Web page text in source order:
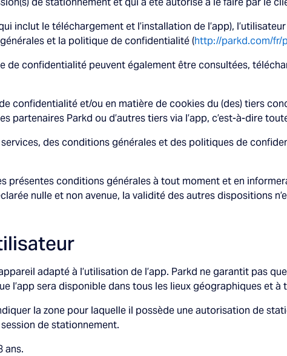
inclut le téléchargement et l’installation de l’app),
et la politique de confidentialité (http://parkd.com/fr/
de confidentialité peuvent également être consultées,
confidentialité et/ou en matière de cookies du (des) tiers
partenaires Parkd ou d’autres tiers via l’app, c’est-à-dire
des conditions générales et des politiques de
présentes conditions générales à tout moment et en
nulle et non avenue, la validité des autres dispositions
adapté à l’utilisation de l’app. Parkd ne garantit pas
l’app sera disponible dans tous les lieux géographiques et à
la zone pour laquelle il possède une autorisation de
session de stationnement.
ans.